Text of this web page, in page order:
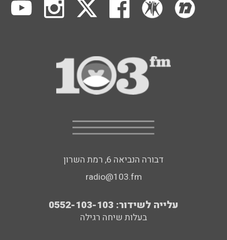
דבורה הנביאה 6, רמת השרון
radio@103.fm
עלייה לשידור: 0552-103-103
בעלות שיחה רגילה